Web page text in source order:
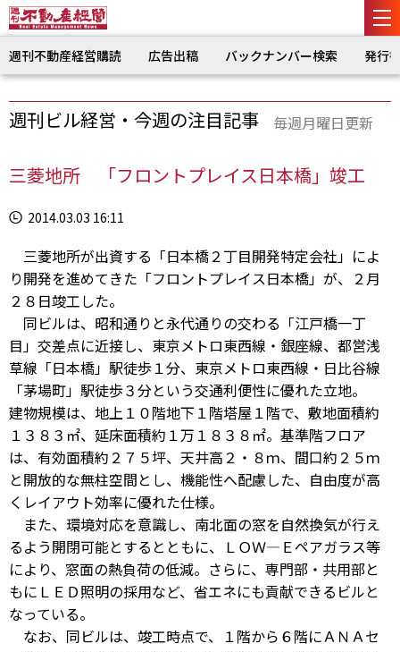
週刊不動産経営購読 広告出稿 バックナンバー検索 発行
週刊ビル経営・今週の注目記事 毎週月曜日更新
三菱地所 「フロントプレイス日本橋」竣工
2014.03.03 16:11
三菱地所が出資する「日本橋２丁目開発特定会社」によ
り開発を進めてきた「フロントプレイス日本橋」が、２月
２８日竣工した。
同ビルは、昭和通りと永代通りの交わる「江戸橋一丁
目」交差点に近接し、東京メトロ東西線・銀座線、都営浅
草線「日本橋」駅徒歩１分、東京メトロ東西線・日比谷線
「茅場町」駅徒歩３分という交通利便性に優れた立地。
建物規模は、地上１０階地下１階塔屋１階で、敷地面積約
１３８３㎡、延床面積約１万１８３８㎡。基準階フロア
は、有効面積約２７５坪、天井高２・８ｍ、間口約２５ｍ
と開放的な無柱空間とし、機能性へ配慮した、自由度が高
くレイアウト効率に優れた仕様。
また、環境対応を意識し、南北面の窓を自然換気が行え
るよう開閉可能とするとともに、ＬＯＷ―Ｅペアガラス等
により、窓面の熱負荷の低減。さらに、専門部・共用部と
もにＬＥＤ照明の採用など、省エネにも貢献できるビルと
なっている。
なお、同ビルは、竣工時点で、１階から６階にＡＮＡセ